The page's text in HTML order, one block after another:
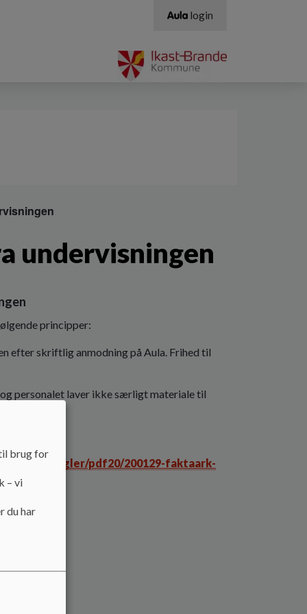
login
undervisningen
principper:
efter skriftlig anmodning på Aula. Frihed til
personalet laver ikke særligt materiale til
pdf20/200129-faktaark-
brug for
– vi
du har